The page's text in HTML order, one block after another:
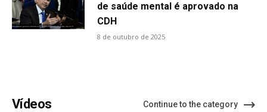
de saúde mental é aprovado na
CDH
8 de outubro de 2025
Vídeos Continue to the category